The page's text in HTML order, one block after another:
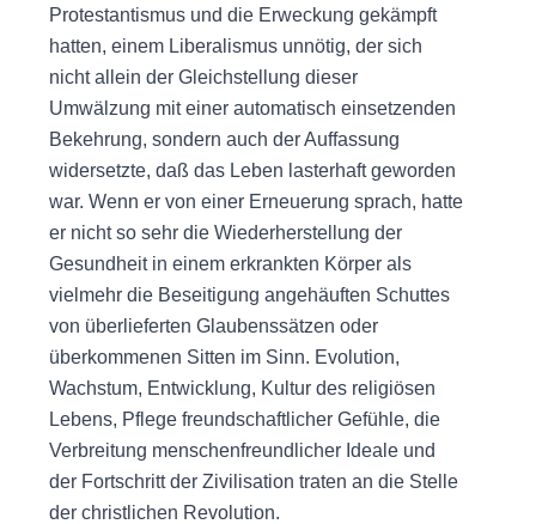
Protestantismus und die Erweckung gekämpft
hatten, einem Liberalismus unnötig, der sich
nicht allein der Gleichstellung dieser
Umwälzung mit einer automatisch einsetzenden
Bekehrung, sondern auch der Auffassung
widersetzte, daß das Leben lasterhaft geworden
war. Wenn er von einer Erneuerung sprach, hatte
er nicht so sehr die Wiederherstellung der
Gesundheit in einem erkrankten Körper als
vielmehr die Beseitigung angehäuften Schuttes
von überlieferten Glaubenssätzen oder
überkommenen Sitten im Sinn. Evolution,
Wachstum, Entwicklung, Kultur des religiösen
Lebens, Pflege freundschaftlicher Gefühle, die
Verbreitung menschenfreundlicher Ideale und
der Fortschritt der Zivilisation traten an die Stelle
der christlichen Revolution.